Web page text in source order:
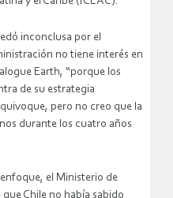
inconclusa por el
no tiene interés en
Earth, “porque los
de su estrategia
pero no creo que la
durante los cuatro años
el Ministerio de
Chile no había sabido